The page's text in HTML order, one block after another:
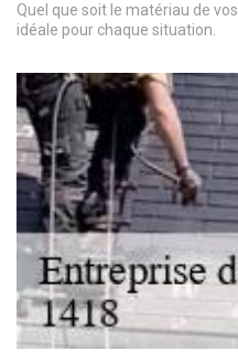
Quel que soit le matériau de
idéale pour chaque situation.